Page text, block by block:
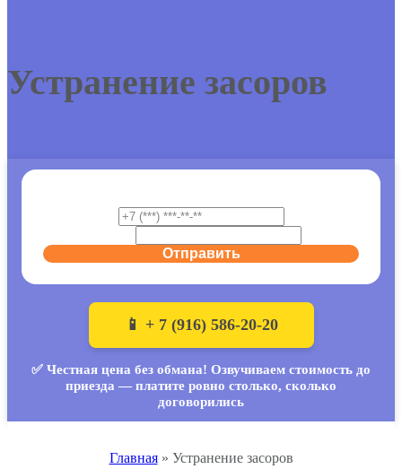
Устранение засоров
Отправить
📱 + 7 (916) 586-20-20
✅ Честная цена без обмана! Озвучиваем стоимость до
приезда — платите ровно столько, сколько
договорились
Главная» Устранение засоров